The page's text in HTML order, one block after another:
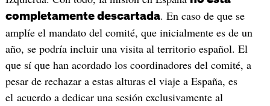
completamente descartada. En caso de que se
amplíe el mandato del comité, que inicialmente es de un
año, se podría incluir una visita al territorio español. El
que sí que han acordado los coordinadores del comité, a
pesar de rechazar a estas alturas el viaje a España, es
el acuerdo a dedicar una sesión exclusivamente al